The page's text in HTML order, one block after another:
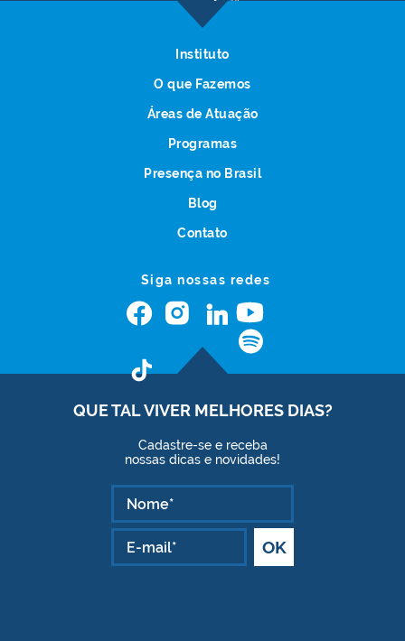
Instituto
O que Fazemos
Áreas de Atuação
Programas
Presença no Brasil
Blog
Contato
Siga nossas redes
QUE TAL VIVER MELHORES DIAS?
Cadastre-se e receba
nossas dicas e novidades!